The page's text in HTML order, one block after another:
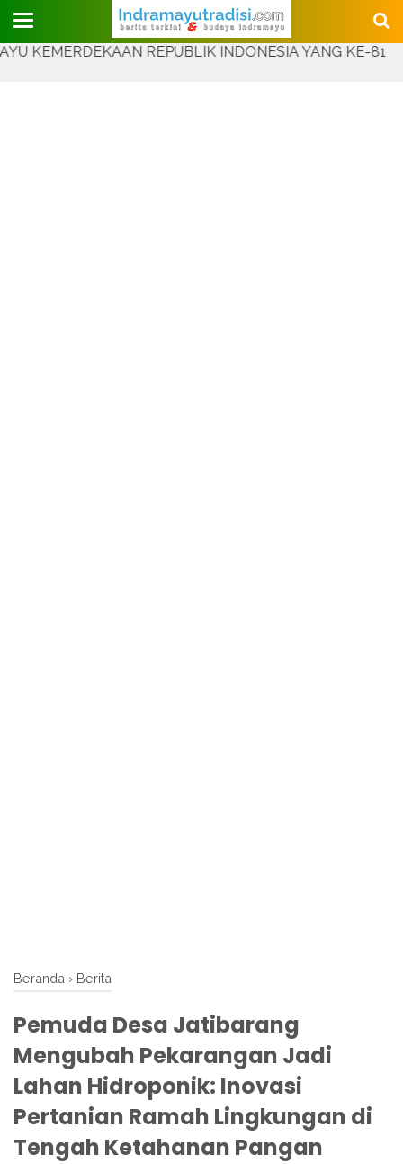
Judul Website
REPUBLIK INDONESIA YANG KE-81
Beranda › Berita
Pemuda Desa Jatibarang
Mengubah Pekarangan Jadi
Lahan Hidroponik: Inovasi
Pertanian Ramah Lingkungan di
Tengah Ketahanan Pangan